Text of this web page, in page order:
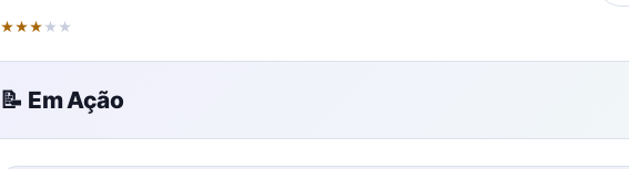
★★★ ★ ★
📝 Em Ação